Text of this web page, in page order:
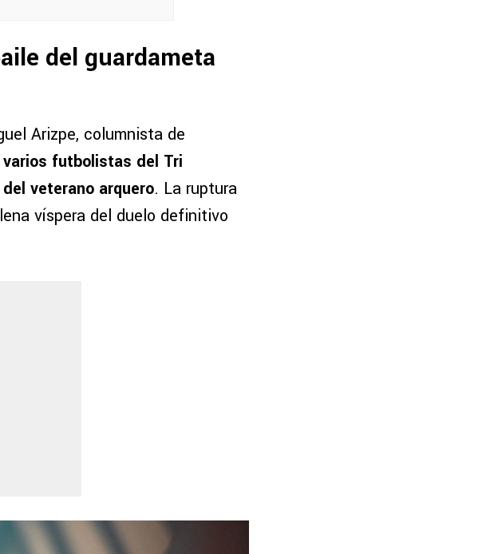
del guardameta
Arizpe, columnista de
futbolistas del Tri
veterano arquero. La ruptura
víspera del duelo definitivo